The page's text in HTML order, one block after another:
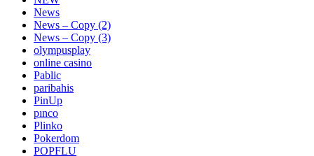
News
News – Copy (2)
News – Copy (3)
olympusplay
online casino
Pablic
paribahis
PinUp
pınco
Plinko
Pokerdom
POPFLU